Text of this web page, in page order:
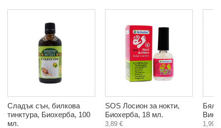
Сладък сън, билкова
тинктура, Биохерба, 100
мл.
SOS Лосион за нокти,
Биохерба, 18 мл.
3,89 €
Бял
1,99 €